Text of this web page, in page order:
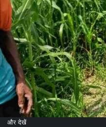
और देखें